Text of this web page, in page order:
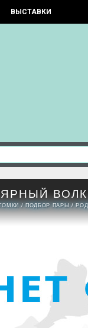
ВЫСТАВКИ
ВОЛК
/ПОДБОР ПАРЫ /